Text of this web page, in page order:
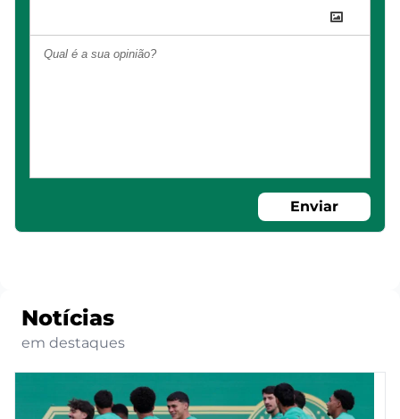
Enviar
Notícias
em destaques